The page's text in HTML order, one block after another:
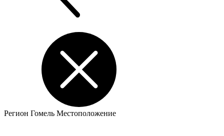
Регион Гомель Местоположение